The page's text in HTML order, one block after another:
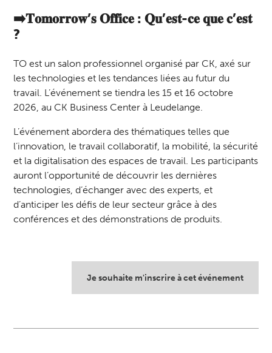
➡️𝐓𝐨𝐦𝐨𝐫𝐫𝐨𝐰’𝐬 𝐎𝐟𝐟𝐢𝐜𝐞 : 𝐐𝐮’𝐞𝐬𝐭-𝐜𝐞 𝐪𝐮𝐞 𝐜’𝐞𝐬𝐭
?
TO est un salon professionnel organisé par CK, axé sur
les technologies et les tendances liées au futur du
travail. L’événement se tiendra les 15 et 16 octobre
2026, au CK Business Center à Leudelange.
L’événement abordera des thématiques telles que
l’innovation, le travail collaboratif, la mobilité, la sécurité
et la digitalisation des espaces de travail. Les participants
auront l’opportunité de découvrir les dernières
technologies, d’échanger avec des experts, et
d’anticiper les défis de leur secteur grâce à des
conférences et des démonstrations de produits.
Je souhaite m'inscrire à cet événement